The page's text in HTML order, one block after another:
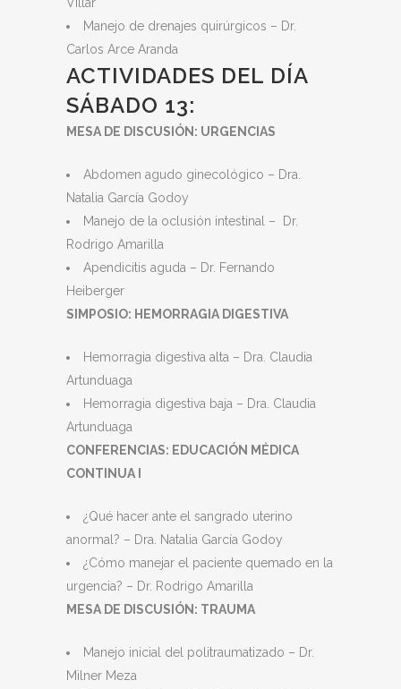
Manejo de drenajes quirúrgicos – Dr.
Carlos Arce Aranda
ACTIVIDADES DEL DÍA
SÁBADO 13:
MESA DE DISCUSIÓN: URGENCIAS
Abdomen agudo ginecológico – Dra.
Natalia García Godoy
Manejo de la oclusión intestinal – Dr.
Rodrigo Amarilla
Apendicitis aguda – Dr. Fernando
Heiberger
SIMPOSIO: HEMORRAGIA DIGESTIVA
Hemorragia digestiva alta – Dra. Claudia
Artunduaga
Hemorragia digestiva baja – Dra. Claudia
Artunduaga
CONFERENCIAS: EDUCACIÓN MÉDICA
CONTINUA I
¿Qué hacer ante el sangrado uterino
anormal? – Dra. Natalia García Godoy
¿Cómo manejar el paciente quemado en la
urgencia? – Dr. Rodrigo Amarilla
MESA DE DISCUSIÓN: TRAUMA
Manejo inicial del politraumatizado – Dr.
Milner Meza